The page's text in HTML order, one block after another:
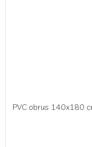
PVC obrus 140x180